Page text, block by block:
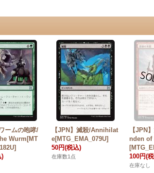
ームの咆哮/
Wurm[MT
)
【JPN】滅殺/Annihilat
e[MTG_EMA_079U]
50円(税込)
在庫数1点
【JPN
nden of
100円(
在庫なし